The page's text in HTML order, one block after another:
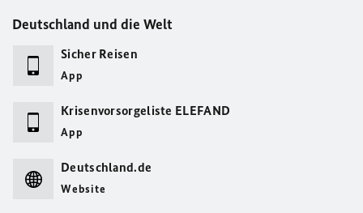
Deutschland und die Welt
Sicher Reisen
App
Krisenvorsorgeliste ELEFAND
App
Deutschland.de
Website